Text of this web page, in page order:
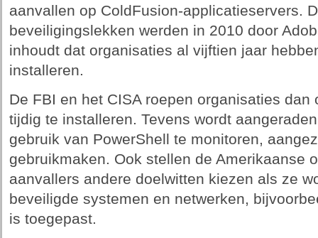
aanvallen op ColdFusion-applicatieservers.
beveiligingslekken werden in 2010 door
inhoudt dat organisaties al vijftien jaar
installeren.
De FBI en het CISA roepen organisaties
tijdig te installeren. Tevens wordt
gebruik van PowerShell te monitoren,
gebruikmaken. Ook stellen de Amerikaanse
aanvallers andere doelwitten kiezen als ze
beveiligde systemen en netwerken,
is toegepast.